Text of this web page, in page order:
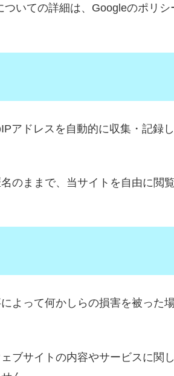
いての詳細は、Googleのポリシ
アドレスを自動的に収集・記録し
のままで、当サイトを自由に閲
よって何かしらの損害を被った場
ブサイトの内容やサービスに関